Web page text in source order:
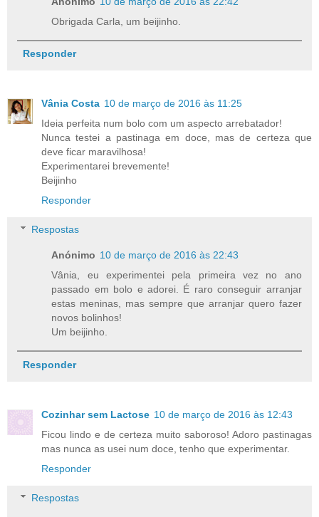
Obrigada Carla, um beijinho.
Responder
Vânia Costa 10 de março de 2016 às 11:25
Ideia perfeita num bolo com um aspecto arrebatador!
Nunca testei a pastinaga em doce, mas de certeza que
deve ficar maravilhosa!
Experimentarei brevemente!
Beijinho
Responder
Respostas
Anónimo 10 de março de 2016 às 22:43
Vânia, eu experimentei pela primeira vez no ano
passado em bolo e adorei. É raro conseguir arranjar
estas meninas, mas sempre que arranjar quero fazer
novos bolinhos!
Um beijinho.
Responder
Cozinhar sem Lactose 10 de março de 2016 às 12:43
Ficou lindo e de certeza muito saboroso! Adoro pastinagas
mas nunca as usei num doce, tenho que experimentar.
Responder
Respostas